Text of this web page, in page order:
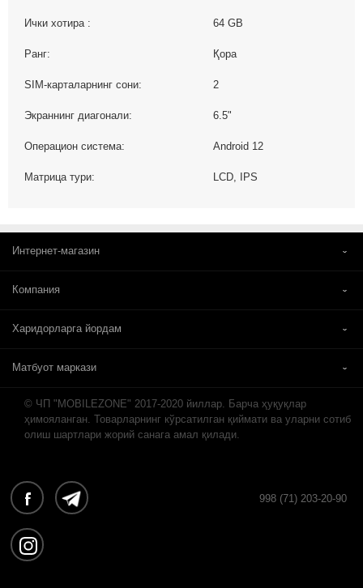
Ички хотира : 64 GB
Ранг: Қора
SIM-карталарнинг сони: 2
Экраннинг диагонали: 6.5"
Операцион система: Android 12
Матрица тури: LCD, IPS
Интернет-магазин
Компания
Харидорларга йордам
Матбуот маркази
© ЧП "MOBILEZONE" 2017-2020 йиллар. Барча ҳуқуқлар
ҳимояланган. Товарларнинг кўрсатилган қиймати ва уларни сотиб
олиш шартлари жорий санага амал қилади.
998 (71) 203-20-90